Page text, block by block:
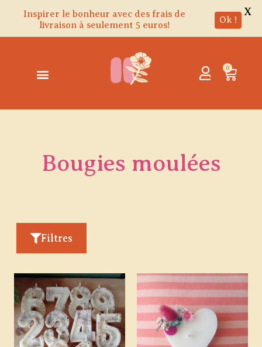
0
Bougies moulées
Filtres
Inspirer le bonheur avec des frais de
livraison à seulement 5 euros!
Ok !
X